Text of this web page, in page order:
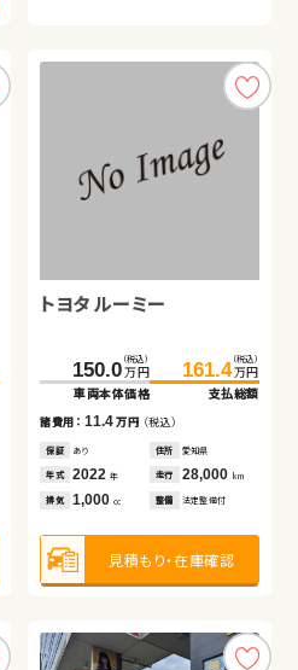
トヨタ ルーミー
150.0 （税込）
万円
車両本体価格
161.4 （税込）
万円
支払総額
諸費用： 11.4万円 （税込）
保証 あり 住所 愛知県
年式 2022年 走行 28,000 km
排気 1,000cc 整備 法定整備付
見積もり・在庫確認
日産 セレナ
車両本体価格
支払総額
諸費用：11.4 万円（税込）
2021 年 38,200 km
2,000cc 法定整備付
見積もり・在庫確認
日産 エクストレイル
車両本体価格
支払総額
諸費用：14.2 万円（税込）
2023 年 38,800 km
1,500cc 法定整備付
見積もり・在庫確認